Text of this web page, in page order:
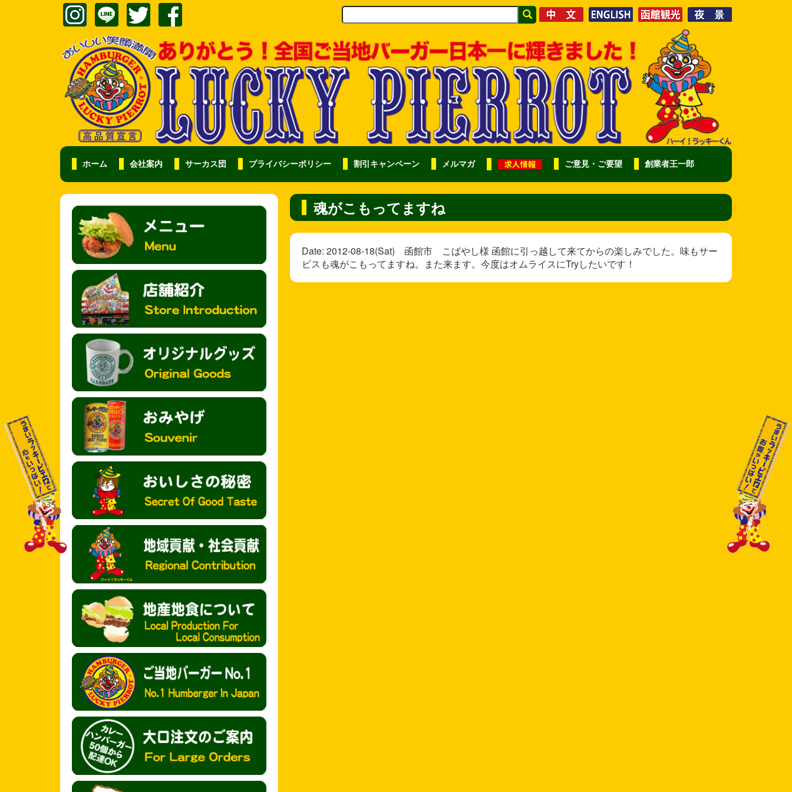
ホーム 会社案内 サーカス団 プライバシーポリシー 割引キャンペーン メルマガ ご意見・ご要望 創業者王一郎
魂がこもってますね
Date: 2012-08-18(Sat) 函館市 こばやし様 函館に引っ越して来てからの楽しみでした。味もサー
ビスも魂がこもってますね。また来ます。今度はオムライスにTryしたいです！